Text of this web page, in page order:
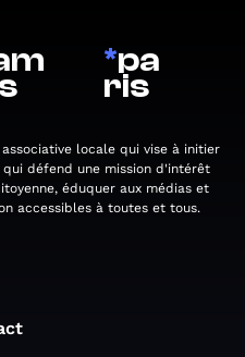
*pa
ris
locale qui vise à initier
défend une mission d'intérêt
éduquer aux médias et
accessibles à toutes et tous.